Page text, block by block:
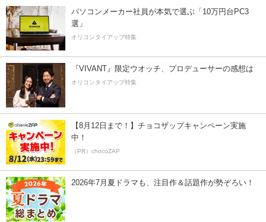
パソコンメーカー社員が本気で選ぶ「10万円台PC3
選」
オリコンタイアップ特集
『VIVANT』限定ウオッチ、プロデューサーの感想は
オリコンタイアップ特集
【8月12日まで！】チョコザップキャンペーン実施
中！
（PR）chocoZAP
2026年7月夏ドラマも、注目作＆話題作が勢ぞろい！